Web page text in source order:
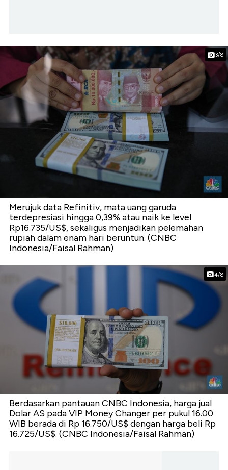
3/8
Merujuk data Refinitiv, mata uang garuda
terdepresiasi hingga 0,39% atau naik ke level
Rp16.735/US$, sekaligus menjadikan pelemahan
rupiah dalam enam hari beruntun. (CNBC
Indonesia/Faisal Rahman)
4/8
Berdasarkan pantauan CNBC Indonesia, harga jual
Dolar AS pada VIP Money Changer per pukul 16.00
WIB berada di Rp 16.750/US$ dengan harga beli Rp
16.725/US$. (CNBC Indonesia/Faisal Rahman)